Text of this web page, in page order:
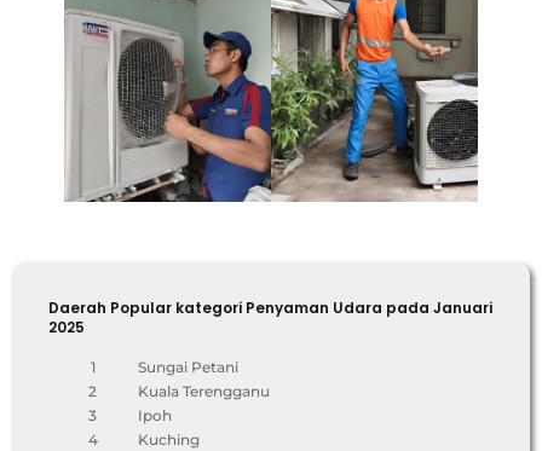
Daerah Popular kategori Penyaman Udara pada Januari
2025
1
Sungai Petani
2
Kuala Terengganu
3
Ipoh
4
Kuching